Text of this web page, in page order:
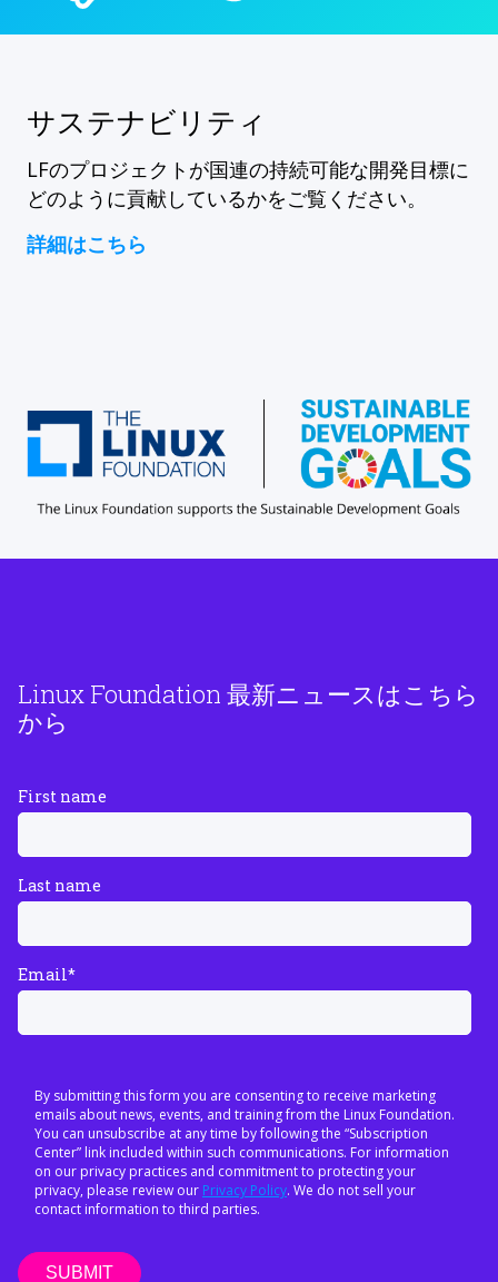
サステナビリティ
LFのプロジェクトが国連の持続可能な開発目標に
どのように貢献しているかをご覧ください。
詳細はこちら
Linux Foundation 最新ニュースはこちら
から
First name
Last name
Email*
By submitting this form you are consenting to receive marketing
emails about news, events, and training from the Linux Foundation.
You can unsubscribe at any time by following the “Subscription
Center” link included within such communications. For information
on our privacy practices and commitment to protecting your
privacy, please review our Privacy Policy. We do not sell your
contact information to third parties.